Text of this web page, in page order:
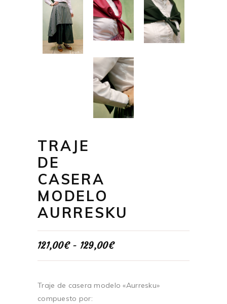
TRAJE
DE
CASERA
MODELO
AURRESKU
121,00€ - 129,00€Rango
precios:
121,00€
hasta
Traje de casera modelo «Aurresku»
compuesto por: